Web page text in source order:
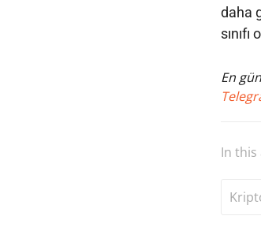
daha
En
In this